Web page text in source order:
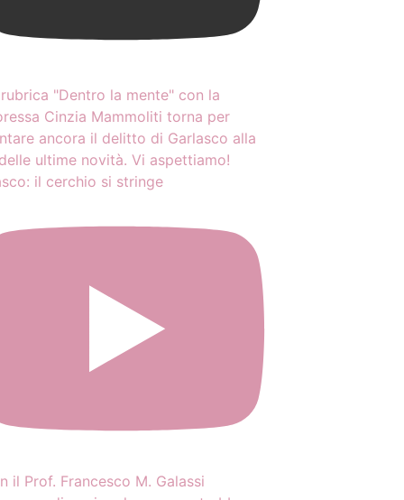
il cerchio si stringe